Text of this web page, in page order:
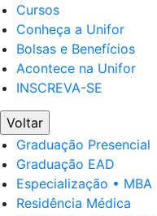
Cursos
Conheça a Unifor
Bolsas e Benefícios
Acontece na Unifor
INSCREVA-SE
Voltar
Graduação Presencial
Graduação EAD
Especialização • MBA
Residência Médica